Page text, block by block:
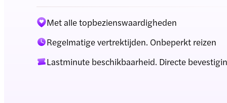
Met alle topbezienswaardigheden
Regelmatige vertrektijden. Onbeperkt reizen
Lastminute beschikbaarheid. Directe